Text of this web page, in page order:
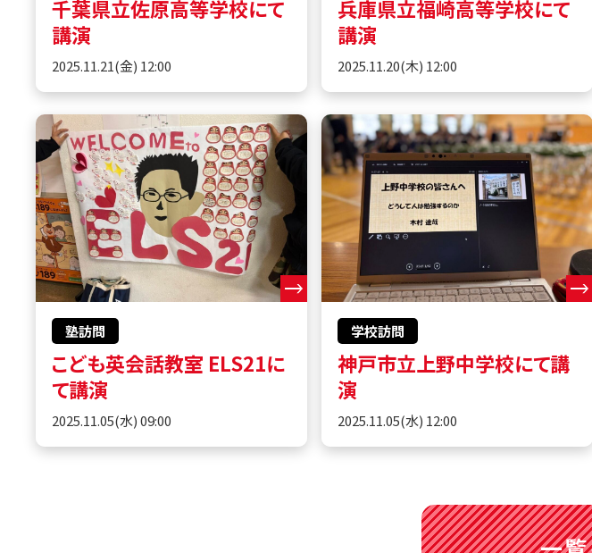
千葉県立佐原高等学校にて
講演
2025.11.21(金) 12:00
兵庫県立福崎高等学校にて
講演
2025.11.20(木) 12:00
塾訪問
こども英会話教室 ELS21に
て講演
2025.11.05(水) 09:00
学校訪問
神戸市立上野中学校にて講
演
2025.11.05(水) 12:00